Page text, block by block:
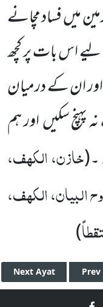
میںفساد مچانے
اس بات پر کچھ
ان کے درمیان
پہنچ سکیںاور ہم
(خازن، الکہف،
البیان، الکہف،
)
Next Ayat Prev